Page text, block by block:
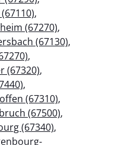
,
(67270),
(67130),
,
(67320),
,
(67310),
(67500),
(67340),